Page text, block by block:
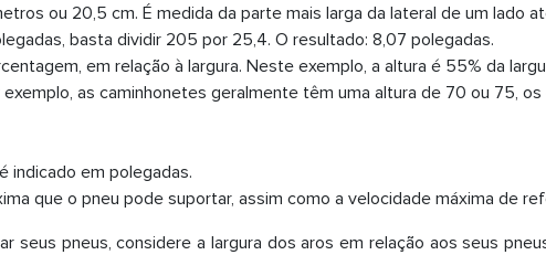
ou 20,5 cm. É medida da parte mais larga da lateral de um lado
basta dividir 205 por 25,4. O resultado: 8,07 polegadas.
em relação à largura. Neste exemplo, a altura é 55% da
as caminhonetes geralmente têm uma altura de 70 ou 75,
indicado em polegadas.
que o pneu pode suportar, assim como a velocidade máxima de
seus pneus, considere a largura dos aros em relação aos seus